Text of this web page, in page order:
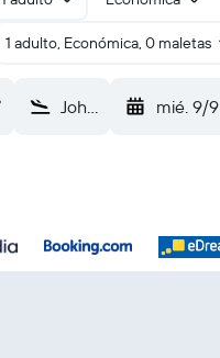
1 adulto, Económica, 0 maletas
Johnstown Cambria County (JST) mié. 9/9